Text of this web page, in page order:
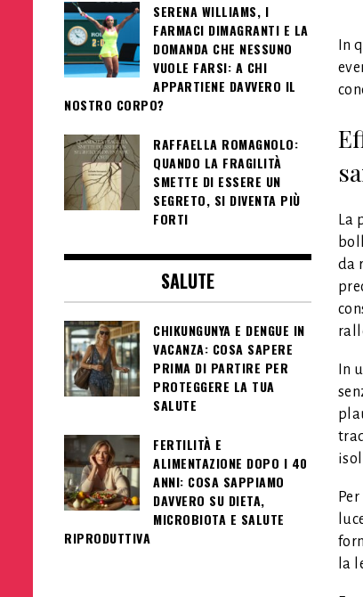
In
da
In
la
SERENA WILLIAMS, I
FARMACI DIMAGRANTI E LA
DOMANDA CHE NESSUNO
VUOLE FARSI: A CHI
APPARTIENE DAVVERO IL
NOSTRO CORPO?
RAFFAELLA ROMAGNOLO:
QUANDO LA FRAGILITÀ
SMETTE DI ESSERE UN
SEGRETO, SI DIVENTA PIÙ
FORTI
SALUTE
CHIKUNGUNYA E DENGUE IN
VACANZA: COSA SAPERE
PRIMA DI PARTIRE PER
PROTEGGERE LA TUA
SALUTE
FERTILITÀ E
ALIMENTAZIONE DOPO I 40
ANNI: COSA SAPPIAMO
DAVVERO SU DIETA,
MICROBIOTA E SALUTE
RIPRODUTTIVA